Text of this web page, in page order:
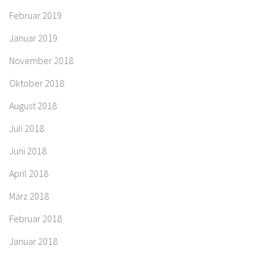
Februar 2019
Januar 2019
November 2018
Oktober 2018
August 2018
Juli 2018
Juni 2018
April 2018
März 2018
Februar 2018
Januar 2018